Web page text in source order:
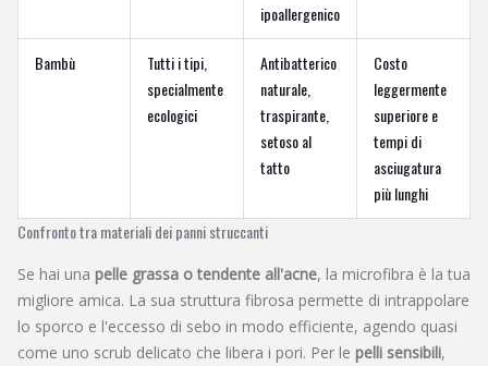
Confronto tra materiali dei panni struccanti
ipoallergenico
Bambù
Tutti i tipi,
specialmente
ecologici
Antibatterico
naturale,
traspirante,
setoso al
tatto
Costo
leggermente
superiore e
tempi di
asciugatura
più lunghi
Se hai una pelle grassa o tendente all'acne, la microfibra è la tua
migliore amica. La sua struttura fibrosa permette di intrappolare
lo sporco e l'eccesso di sebo in modo efficiente, agendo quasi
come uno scrub delicato che libera i pori. Per le pelli sensibili,